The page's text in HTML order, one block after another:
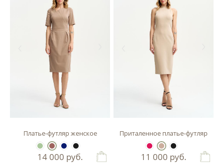
Платье-футляр женское
14 000 руб.
Приталенное платье-футляр
11 000 руб.